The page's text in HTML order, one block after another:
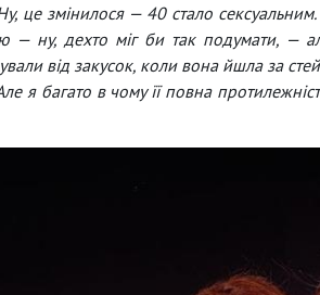
це змінилося — 40 стало
— ну, дехто міг би так подумати, —
від закусок, коли вона йшла за
я багато в чому її повна